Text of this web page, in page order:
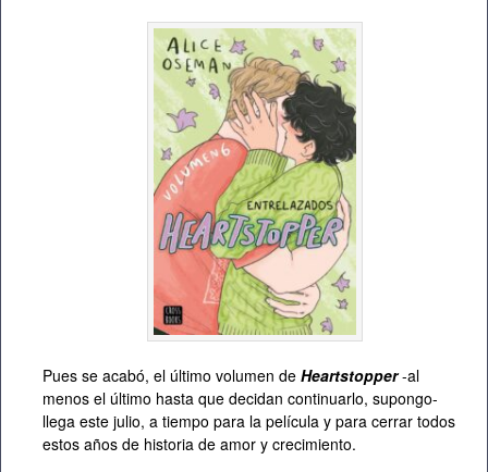
Pues se acabó, el último volumen de Heartstopper -al
menos el último hasta que decidan continuarlo, supongo-
llega este julio, a tiempo para la película y para cerrar todos
estos años de historia de amor y crecimiento.